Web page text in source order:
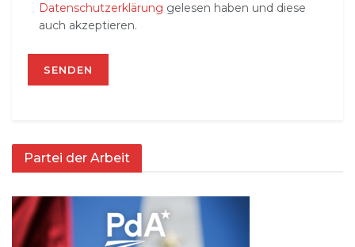
Datenschutzerklärung gelesen haben und diese
auch akzeptieren.
Partei der Arbeit